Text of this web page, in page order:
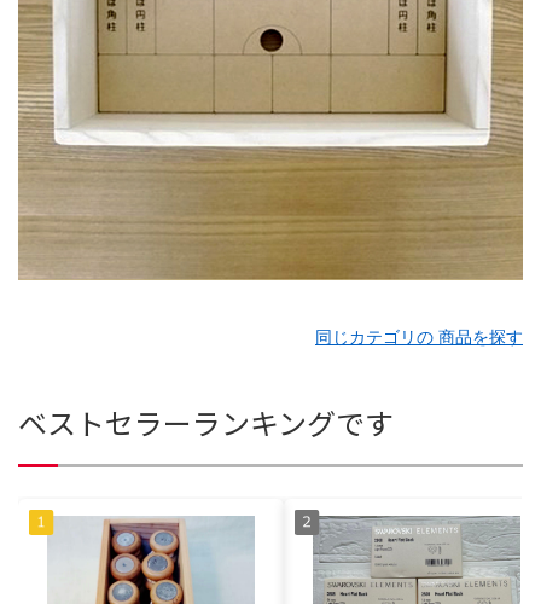
同じカテゴリの 商品を探す
ベストセラーランキングです